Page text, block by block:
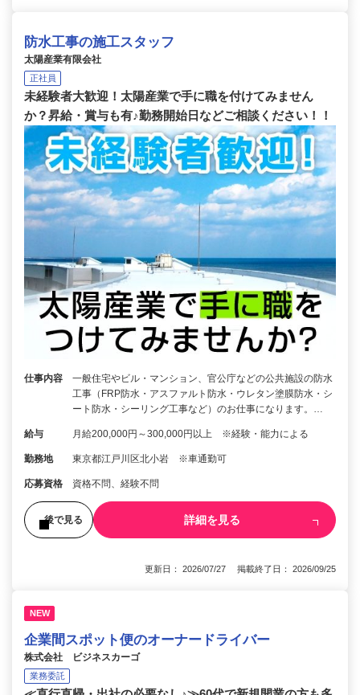
防水工事の施工スタッフ
太陽産業有限会社
正社員
未経験者大歓迎！太陽産業で手に職を付けてみません
か？昇給・賞与も有♪勤務開始日などご相談ください！！
仕事内容
一般住宅やビル・マンション、官公庁などの公共施設の防水
工事（FRP防水・アスファルト防水・ウレタン塗膜防水・シ
ート防水・シーリング工事など）のお仕事になります。…
給与 月給200,000円～300,000円以上 ※経験・能力による
勤務地 東京都江戸川区北小岩 ※車通勤可
応募資格 資格不問、経験不問
後で見る 詳細を見る
更新日： 2026/07/27 掲載終了日： 2026/09/25
NEW
企業間スポット便のオーナードライバー
株式会社 ビジネスカーゴ
業務委託